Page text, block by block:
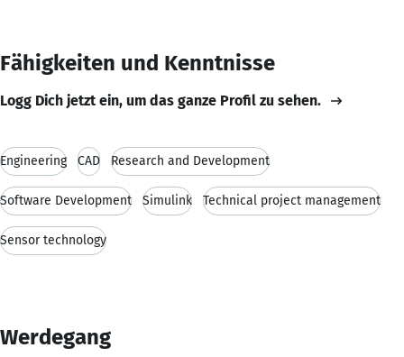
Fähigkeiten und Kenntnisse
Logg Dich jetzt ein, um das ganze Profil zu sehen.
Engineering CAD Research and Development
Software Development Simulink Technical project management
Sensor technology
Werdegang